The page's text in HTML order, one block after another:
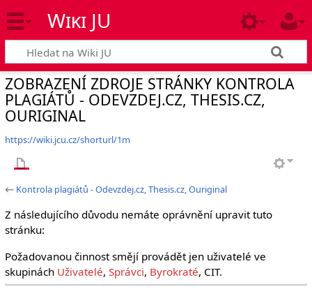
Wiki JU
ZOBRAZENÍ ZDROJE STRÁNKY KONTROLA
PLAGIÁTŮ - ODEVZDEJ.CZ, THESIS.CZ,
OURIGINAL
https://wiki.jcu.cz/shorturl/1m
← Kontrola plagiátů - Odevzdej.cz, Thesis.cz, Ouriginal
Z následujícího důvodu nemáte oprávnění upravit tuto
stránku:
Požadovanou činnost smějí provádět jen uživatelé ve
skupinách Uživatelé, Správci, Byrokraté, CIT.